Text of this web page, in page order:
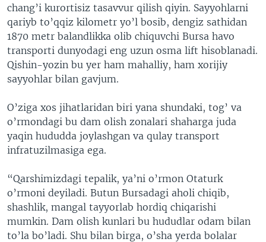
chang’i kurortisiz tasavvur qilish qiyin. Sayyohlarni
qariyb to’qqiz kilometr yo’l bosib, dengiz sathidan
1870 metr balandlikka olib chiquvchi Bursa havo
transporti dunyodagi eng uzun osma lift hisoblanadi.
Qishin-yozin bu yer ham mahalliy, ham xorijiy
sayyohlar bilan gavjum.
O’ziga xos jihatlaridan biri yana shundaki, tog’ va
o’rmondagi bu dam olish zonalari shaharga juda
yaqin hududda joylashgan va qulay transport
infratuzilmasiga ega.
“Qarshimizdagi tepalik, ya’ni o’rmon Otaturk
o’rmoni deyiladi. Butun Bursadagi aholi chiqib,
shashlik, mangal tayyorlab hordiq chiqarishi
mumkin. Dam olish kunlari bu hududlar odam bilan
to’la bo’ladi. Shu bilan birga, o’sha yerda bolalar